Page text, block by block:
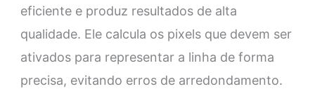
eficiente e produz resultados de alta
qualidade. Ele calcula os pixels que devem ser
ativados para representar a linha de forma
precisa, evitando erros de arredondamento.